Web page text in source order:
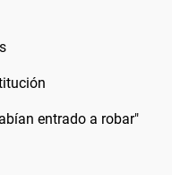
entrado a robar"